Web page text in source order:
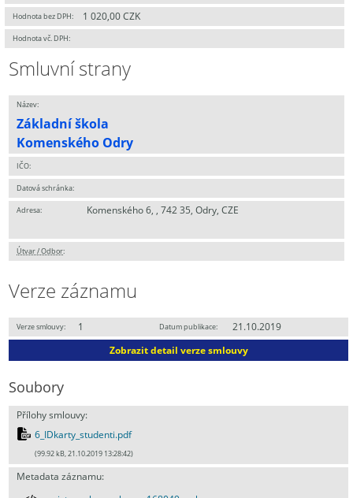
Hodnota bez DPH: 1 020,00 CZK
Hodnota vč. DPH:
Smluvní strany
Název:
Základní škola
Komenského Odry
IČO:
Datová schránka:
Adresa: Komenského 6, , 742 35, Odry, CZE
Útvar / Odbor:
Verze záznamu
Verze smlouvy: 1 Datum publikace:
21.10.2019
Zobrazit detail verze smlouvy
Soubory
Přílohy smlouvy:
6_IDkarty_studenti.pdf
(99.92 kB, 21.10.2019 13:28:42)
Metadata záznamu: